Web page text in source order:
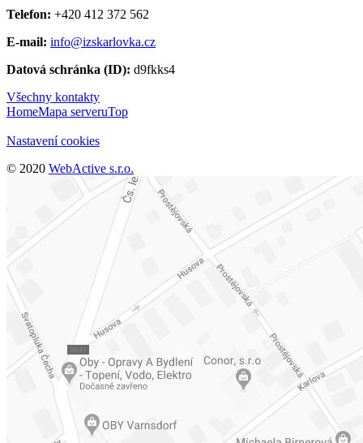
Telefon: +420 412 372 562
E-mail: info@izskarlovka.cz
Datová schránka (ID): d9fkks4
Všechny kontakty
HomeMapa serveruTop
Nastavení cookies
© 2020 WebActive s.r.o.